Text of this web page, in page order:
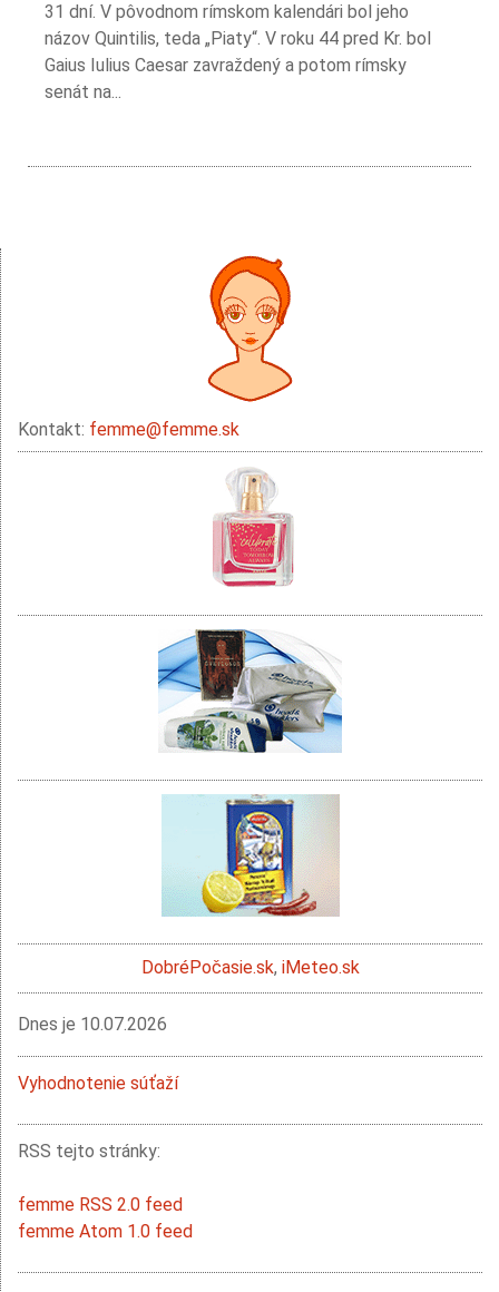
31 dní. V pôvodnom rímskom kalendári bol jeho
názov Quintilis, teda „Piaty“. V roku 44 pred Kr. bol
Gaius Iulius Caesar zavraždený a potom rímsky
senát na...
Kontakt: femme@femme.sk
DobréPočasie.sk, iMeteo.sk
Dnes je 10.07.2026
Vyhodnotenie súťaží
RSS tejto stránky:
femme RSS 2.0 feed
femme Atom 1.0 feed